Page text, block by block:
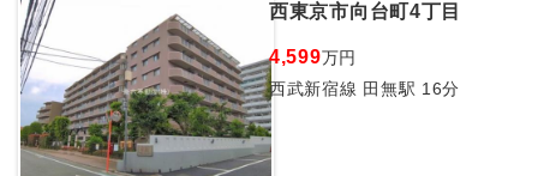
西東京市向台町4丁目
4,599万円
西武新宿線 田無駅 16分